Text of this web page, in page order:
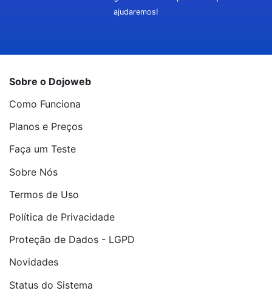
ajudaremos!
Sobre o Dojoweb
Como Funciona
Planos e Preços
Faça um Teste
Sobre Nós
Termos de Uso
Política de Privacidade
Proteção de Dados - LGPD
Novidades
Status do Sistema